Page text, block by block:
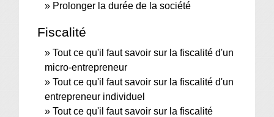
Prolonger la durée de la société
Fiscalité
Tout ce qu'il faut savoir sur la fiscalité d'un
micro-entrepreneur
Tout ce qu'il faut savoir sur la fiscalité d'un
entrepreneur individuel
Tout ce qu'il faut savoir sur la fiscalité